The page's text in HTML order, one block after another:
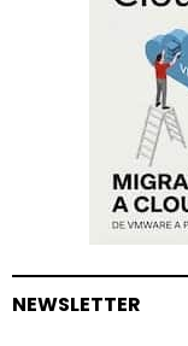
NEWSLETTER